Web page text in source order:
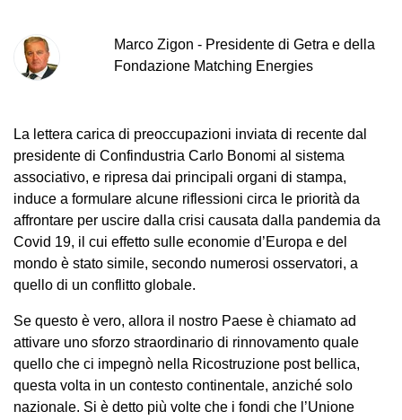
Marco Zigon - Presidente di Getra e della
Fondazione Matching Energies
La lettera carica di preoccupazioni inviata di recente dal
presidente di Confindustria Carlo Bonomi al sistema
associativo, e ripresa dai principali organi di stampa,
induce a formulare alcune riflessioni circa le priorità da
affrontare per uscire dalla crisi causata dalla pandemia da
Covid 19, il cui effetto sulle economie d’Europa e del
mondo è stato simile, secondo numerosi osservatori, a
quello di un conflitto globale.
Se questo è vero, allora il nostro Paese è chiamato ad
attivare uno sforzo straordinario di rinnovamento quale
quello che ci impegnò nella Ricostruzione post bellica,
questa volta in un contesto continentale, anziché solo
nazionale. Si è detto più volte che i fondi che l’Unione